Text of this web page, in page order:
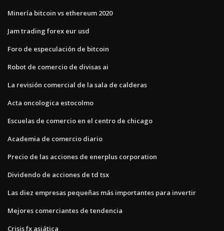
Minería bitcoin vs ethereum 2020
Jam trading forex eur usd
Foro de especulación de bitcoin
Robot de comercio de divisas ai
La revisión comercial de la sala de calderas
Acta oncologica estocolmo
Escuelas de comercio en el centro de chicago
Academia de comercio diario
Precio de las acciones de enerplus corporation
Dividendo de acciones de td tsx
Las diez empresas pequeñas más importantes para invertir
Mejores comerciantes de tendencia
Crisis fx asiática